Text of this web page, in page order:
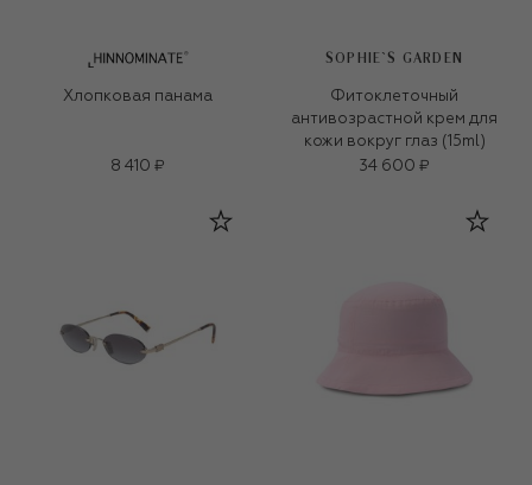
Хлопковая панама
8 410 ₽
SOPHIE`S GARDEN
Фитоклеточный
антивозрастной крем для
кожи вокруг глаз (15ml)
34 600 ₽